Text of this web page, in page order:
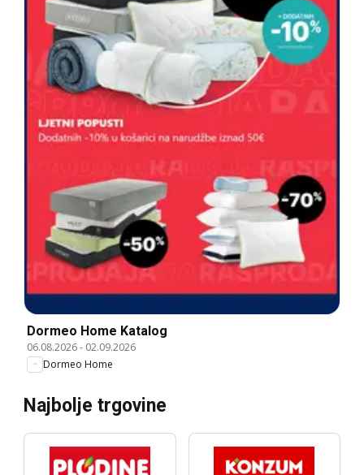
Dormeo Home Katalog
06.08.2026- 02.09.2026
Dormeo Home
Najbolje trgovine